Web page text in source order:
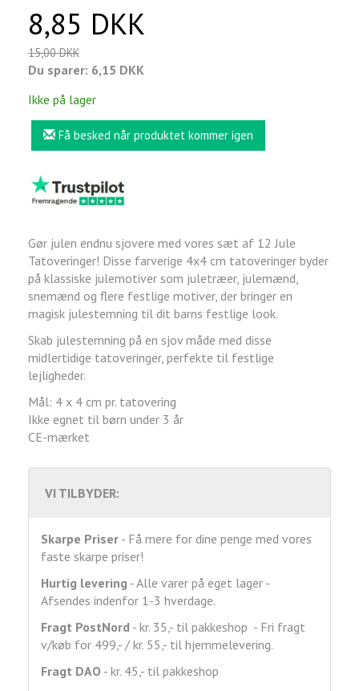
8,85 DKK
15,00 DKK
Du sparer: 6,15 DKK
Ikke på lager
Få besked når produktet kommer igen
Gør julen endnu sjovere med vores sæt af 12 Jule
Tatoveringer! Disse farverige 4x4 cm tatoveringer byder
på klassiske julemotiver som juletræer, julemænd,
snemænd og flere festlige motiver, der bringer en
magisk julestemning til dit barns festlige look.
Skab julestemning på en sjov måde med disse
midlertidige tatoveringer, perfekte til festlige
lejligheder.
Mål: 4 x 4 cm pr. tatovering
Ikke egnet til børn under 3 år
CE-mærket
VI TILBYDER:
Skarpe Priser - Få mere for dine penge med vores
faste skarpe priser!
Hurtig levering - Alle varer på eget lager -
Afsendes indenfor 1-3 hverdage.
Fragt PostNord - kr. 35,- til pakkeshop - Fri fragt
v/køb for 499,- / kr. 55,- til hjemmelevering.
Fragt DAO - kr. 45,- til pakkeshop